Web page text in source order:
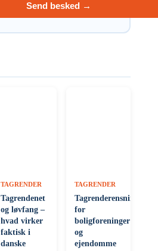
Send besked →
TAGRENDER
Tagrendenet
og løvfang –
hvad virker
faktisk i
danske
TAGRENDER
Tagrenderensning
for
boligforeninger
og
ejendomme